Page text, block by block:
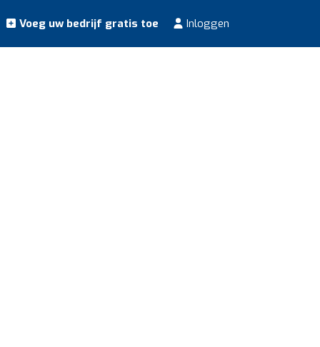
Voeg uw bedrijf gratis toe Inloggen